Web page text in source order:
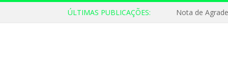
ÚLTIMAS PUBLICAÇÕES: Nota de